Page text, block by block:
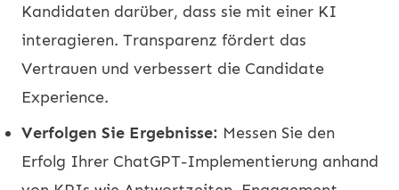
Kandidaten darüber, dass sie mit einer KI
interagieren. Transparenz fördert das
Vertrauen und verbessert die Candidate
Experience.
Verfolgen Sie Ergebnisse: Messen Sie den
Erfolg Ihrer ChatGPT-Implementierung anhand